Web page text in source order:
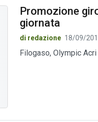
Promozione
giornata
di redazione 18/09/
Filogaso, Olympic